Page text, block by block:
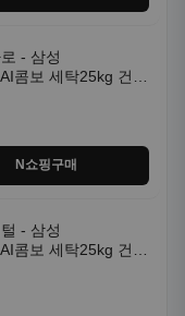
- 삼성
콤보 세탁25kg 건조
N쇼핑구매
- 삼성
콤보 세탁25kg 건조